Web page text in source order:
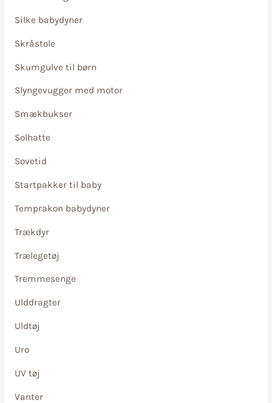
Silke babydyner
Skråstole
Skumgulve til børn
Slyngevugger med motor
Smækbukser
Solhatte
Sovetid
Startpakker til baby
Temprakon babydyner
Trækdyr
Trælegetøj
Tremmesenge
Ulddragter
Uldtøj
Uro
UV tøj
Vanter